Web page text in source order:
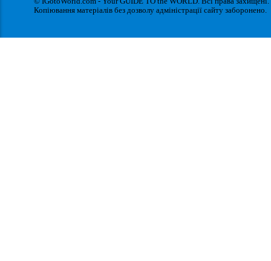
Копіювання матеріалів без дозволу адміністрації сайту заборонено.